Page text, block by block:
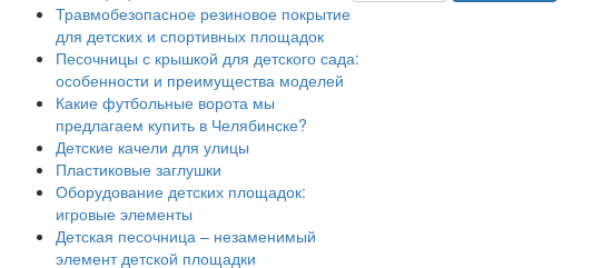
Травмобезопасное резиновое покрытие
для детских и спортивных площадок
Песочницы с крышкой для детского сада:
особенности и преимущества моделей
Какие футбольные ворота мы
предлагаем купить в Челябинске?
Детские качели для улицы
Пластиковые заглушки
Оборудование детских площадок:
игровые элементы
Детская песочница – незаменимый
элемент детской площадки